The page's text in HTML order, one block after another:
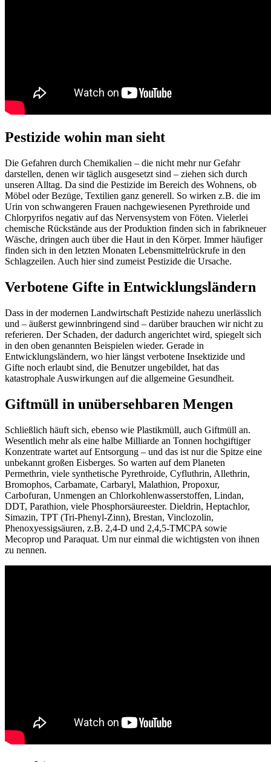
Pestizide wohin man sieht
Die Gefahren durch Chemikalien – die nicht mehr nur Gefahr
darstellen, denen wir täglich ausgesetzt sind – ziehen sich durch
unseren Alltag. Da sind die Pestizide im Bereich des Wohnens, ob
Möbel oder Bezüge, Textilien ganz generell. So wirken z.B. die im
Urin von schwangeren Frauen nachgewiesenen Pyrethroide und
Chlorpyrifos negativ auf das Nervensystem von Föten. Vielerlei
chemische Rückstände aus der Produktion finden sich in fabrikneuer
Wäsche, dringen auch über die Haut in den Körper. Immer häufiger
finden sich in den letzten Monaten Lebensmittelrückrufe in den
Schlagzeilen. Auch hier sind zumeist Pestizide die Ursache.
Verbotene Gifte in Entwicklungsländern
Dass in der modernen Landwirtschaft Pestizide nahezu unerlässlich
und – äußerst gewinnbringend sind – darüber brauchen wir nicht zu
referieren. Der Schaden, der dadurch angerichtet wird, spiegelt sich
in den oben genannten Beispielen wieder. Gerade in
Entwicklungsländern, wo hier längst verbotene Insektizide und
Gifte noch erlaubt sind, die Benutzer ungebildet, hat das
katastrophale Auswirkungen auf die allgemeine Gesundheit.
Giftmüll in unübersehbaren Mengen
Schließlich häuft sich, ebenso wie Plastikmüll, auch Giftmüll an.
Wesentlich mehr als eine halbe Milliarde an Tonnen hochgiftiger
Konzentrate wartet auf Entsorgung – und das ist nur die Spitze eine
unbekannt großen Eisberges. So warten auf dem Planeten
Permethrin, viele synthetische Pyrethroide, Cyfluthrin, Allethrin,
Bromophos, Carbamate, Carbaryl, Malathion, Propoxur,
Carbofuran, Unmengen an Chlorkohlenwasserstoffen, Lindan,
DDT, Parathion, viele Phosphorsäureester. Dieldrin, Heptachlor,
Simazin, TPT (Tri-Phenyl-Zinn), Brestan, Vinclozolin,
Phenoxyessigsäuren, z.B. 2,4-D und 2,4,5-TMCPA sowie
Mecoprop und Paraquat. Um nur einmal die wichtigsten von ihnen
zu nennen.